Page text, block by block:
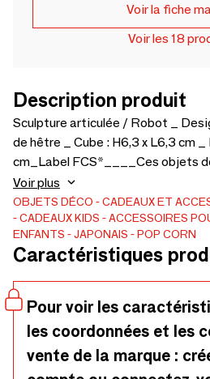
Voir la fiche
Voir les 18
Description produit
Sculpture articulée / Robot _
de hêtre _ Cube : H6,3 x L6,3 cm _
cm_Label FCS*____Ces objets
le designer new-yorkais David
bois et constituant un fascinant
modernité. CUBEBOT est un
réinventé en bois et élastique.
japonais SK, ils prennent vie et
la multitude de positions que
en élastiques. Mais ils peuvent
même.
Voir plus
OBJETS DÉCO
CADEAUX ET
CADEAUXKIDS ACCESSOIRES
ENFANTS
JAPONAIS POP CORN
Caractéristiques
Pour voir les
les coordonnées et les
vente de la marque :